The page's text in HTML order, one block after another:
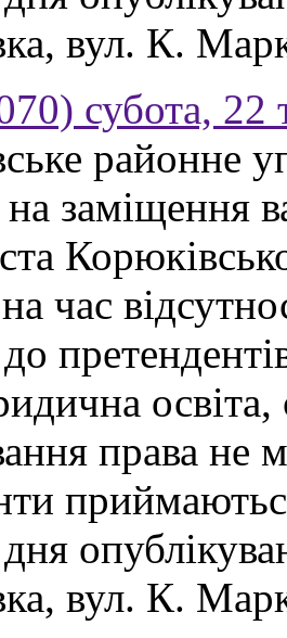
вул. К.
субота, 22
районне
заміщення
час
освіта,
права не
дня
вул. К.